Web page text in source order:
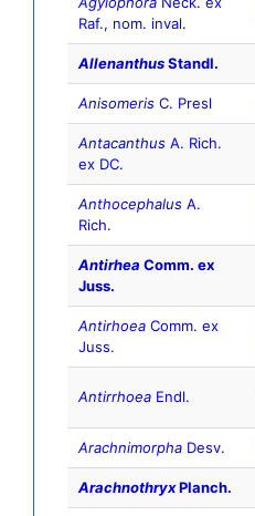
Raf., nom. inval.
AllenanthusStandl.
Anisomeris C. Presl
Antacanthus A. Rich.
ex DC.
Anthocephalus A.
Rich.
Antirhea Comm. ex
Juss.
Antirhoea Comm. ex
Juss.
Antirrhoea Endl.
Arachnimorpha Desv.
ArachnothryxPlanch.